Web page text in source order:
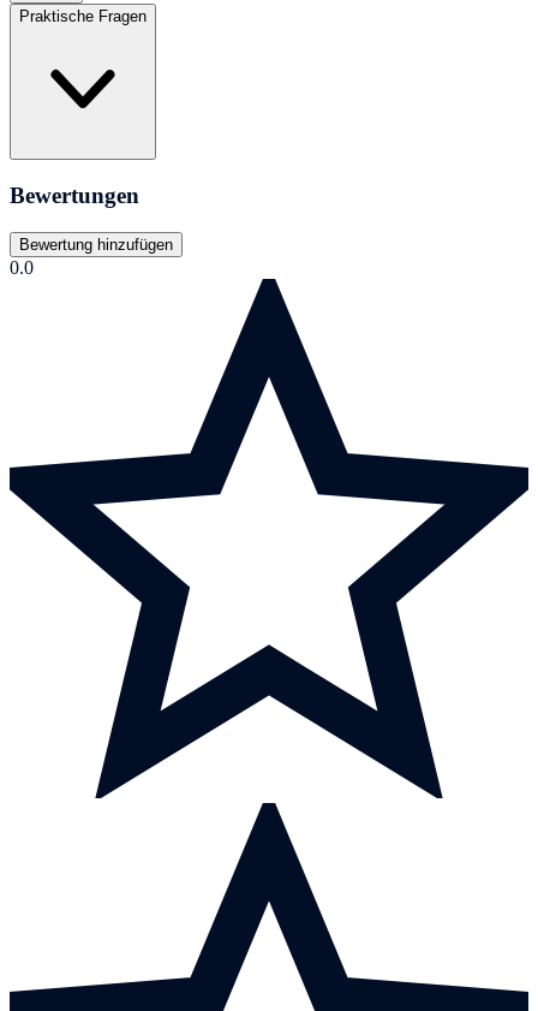
Praktische Fragen
Bewertungen
Bewertung hinzufügen
0.0